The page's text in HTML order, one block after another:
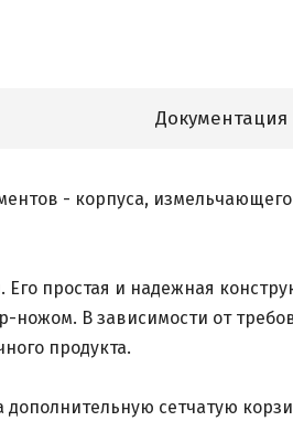
Документация
- корпуса,
простая и надежная
В зависимости от
продукта.
сетчатую